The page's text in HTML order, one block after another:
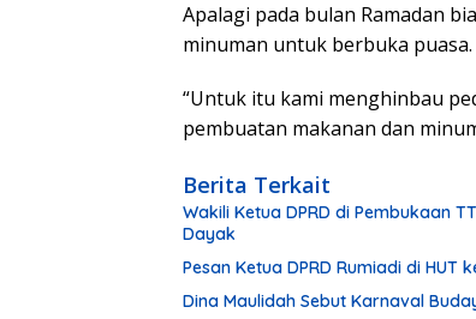
Apalagi pada bulan Ramadan
minuman untuk berbuka puasa.
“Untuk itu kami menghinbau
pembuatan makanan dan
Berita Terkait
Wakili Ketua DPRD di Pembukaan
Dayak
Pesan Ketua DPRD Rumiadi di
Dina Maulidah Sebut Karnaval